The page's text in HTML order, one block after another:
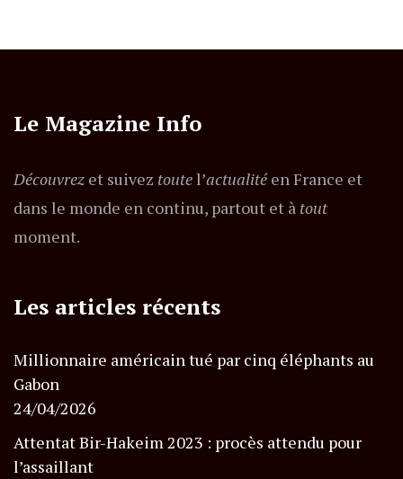
Le Magazine Info
Découvrez et suivez toutel’actualitéen France et
dans le monde en continu, partout et à tout
moment.
Les articles récents
Millionnaire américain tué par cinq éléphants au
Gabon
24/04/2026
Attentat Bir-Hakeim 2023 : procès attendu pour
l’assaillant